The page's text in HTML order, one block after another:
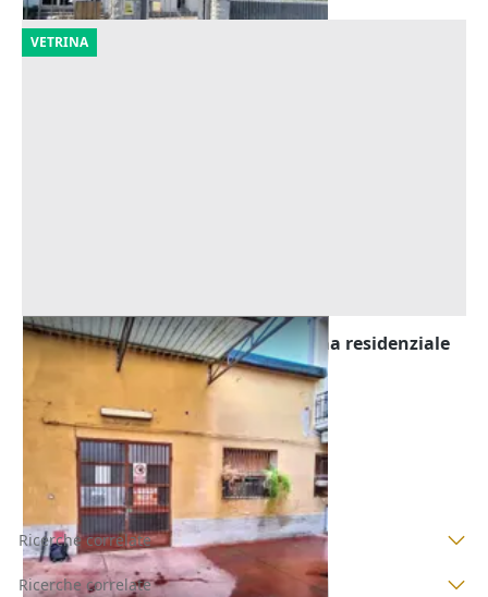
VETRINA
Asta Laboratorio artigianale in zona residenziale
Castelfranco di Sotto
Offerta minima
25/09/2026
Ricerche correlate
Ricerche correlate